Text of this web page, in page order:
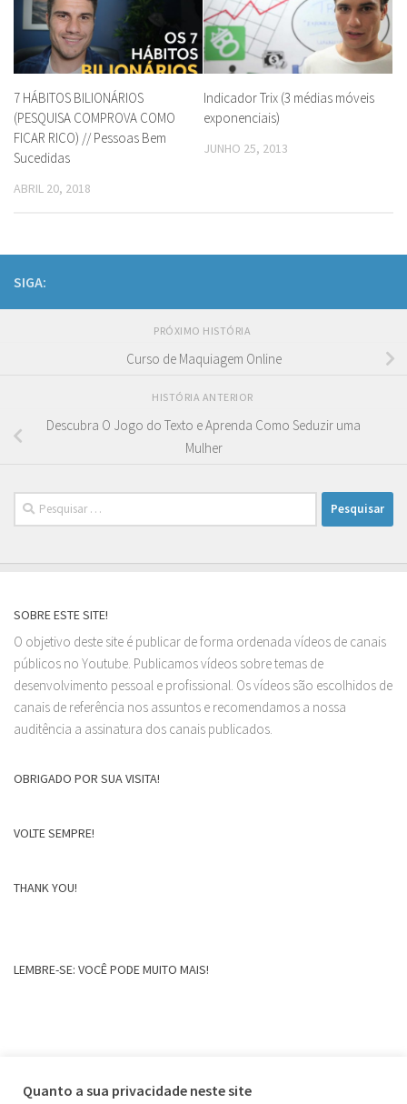
7 HÁBITOS BILIONÁRIOS
(PESQUISA COMPROVA COMO
FICAR RICO) // Pessoas Bem
Sucedidas
ABRIL 20, 2018
Indicador Trix (3 médias móveis
exponenciais)
JUNHO 25, 2013
SIGA:
PRÓXIMO HISTÓRIA
Curso de Maquiagem Online
HISTÓRIA ANTERIOR
Descubra O Jogo do Texto e Aprenda Como Seduzir uma
Mulher
Pesquisar
por:
SOBRE ESTE SITE!
O objetivo deste site é publicar de forma ordenada vídeos de canais
públicos no Youtube. Publicamos vídeos sobre temas de
desenvolvimento pessoal e profissional. Os vídeos são escolhidos de
canais de referência nos assuntos e recomendamos a nossa
auditência a assinatura dos canais publicados.
OBRIGADO POR SUA VISITA!
VOLTE SEMPRE!
THANK YOU!
LEMBRE-SE: VOCÊ PODE MUITO MAIS!
Quanto a sua privacidade neste site